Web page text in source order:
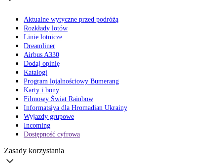
Aktualne wytyczne przed podróżą
Rozkłady lotów
Linie lotnicze
Dreamliner
Airbus A330
Dodaj opinię
Katalogi
Program lojalnościowy Bumerang
Karty i bony
Filmowy Świat Rainbow
Informatsiya dla Hromadian Ukrainy
Wyjazdy grupowe
Incoming
Dostępność cyfrowa
Zasady korzystania